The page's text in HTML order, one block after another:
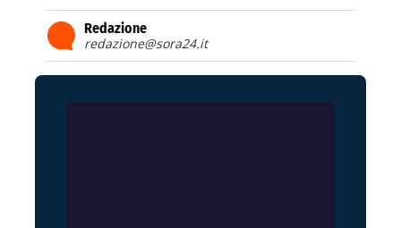
Redazione
redazione@sora24.it